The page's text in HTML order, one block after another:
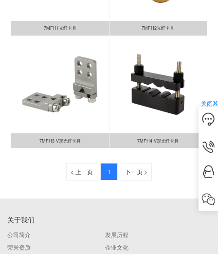
7MFH1光纤卡具 7MFH2光纤卡具
7MFH3 V形光纤卡具 7MFH4 V形光纤卡具
< 上一页 1 下一页 >
关于我们
公司简介
发展历程
荣誉资质
企业文化
关闭